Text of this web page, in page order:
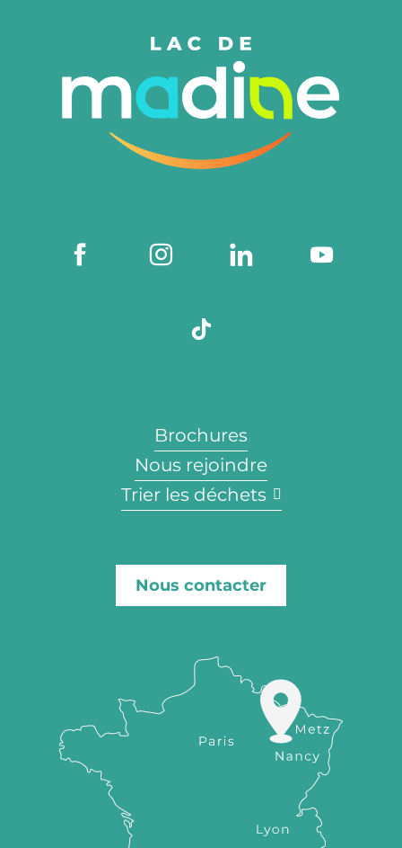
Brochures
Nous rejoindre
Trier les déchets
Nous contacter